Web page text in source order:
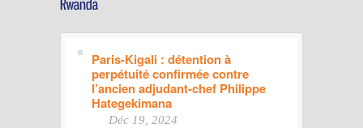
Paris-Kigali : détention à
perpétuité confirmée contre
l’ancien adjudant-chef Philippe
Hategekimana
Déc 19, 2024